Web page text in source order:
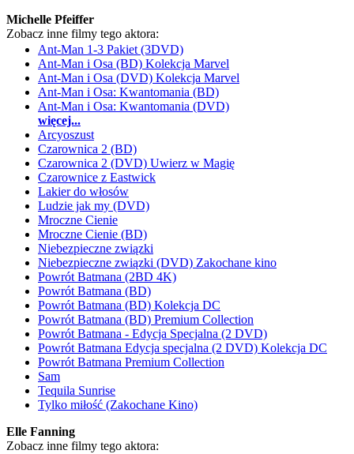
Michelle Pfeiffer
Zobacz inne filmy tego aktora:
Ant-Man 1-3 Pakiet (3DVD)
Ant-Man i Osa (BD) Kolekcja Marvel
Ant-Man i Osa (DVD) Kolekcja Marvel
Ant-Man i Osa: Kwantomania (BD)
Ant-Man i Osa: Kwantomania (DVD)
więcej...
Arcyoszust
Czarownica 2 (BD)
Czarownica 2 (DVD) Uwierz w Magię
Czarownice z Eastwick
Lakier do włosów
Ludzie jak my (DVD)
Mroczne Cienie
Mroczne Cienie (BD)
Niebezpieczne związki
Niebezpieczne związki (DVD) Zakochane kino
Powrót Batmana (2BD 4K)
Powrót Batmana (BD)
Powrót Batmana (BD) Kolekcja DC
Powrót Batmana (BD) Premium Collection
Powrót Batmana - Edycja Specjalna (2 DVD)
Powrót Batmana Edycja specjalna (2 DVD) Kolekcja DC
Powrót Batmana Premium Collection
Sam
Tequila Sunrise
Tylko miłość (Zakochane Kino)
Elle Fanning
Zobacz inne filmy tego aktora: